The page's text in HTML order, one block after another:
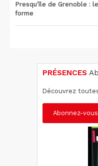
Presqu'île de Grenoble :
forme
PRÉSENCES
Découvrez
Abonnez-vous